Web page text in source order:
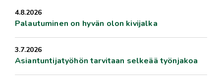
4.8.2026
Palautuminen on hyvän olon kivijalka
3.7.2026
Asiantuntijatyöhön tarvitaan selkeää työnjakoa